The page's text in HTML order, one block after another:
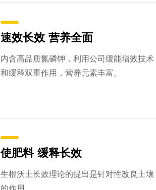
速效长效 营养全面
内含高品质氮磷钾，利用公司缓能增效技
和缓释双重作用，营养元素丰富。
使肥料 缓释长效
生根沃土长效理论的提出是针对性改良土